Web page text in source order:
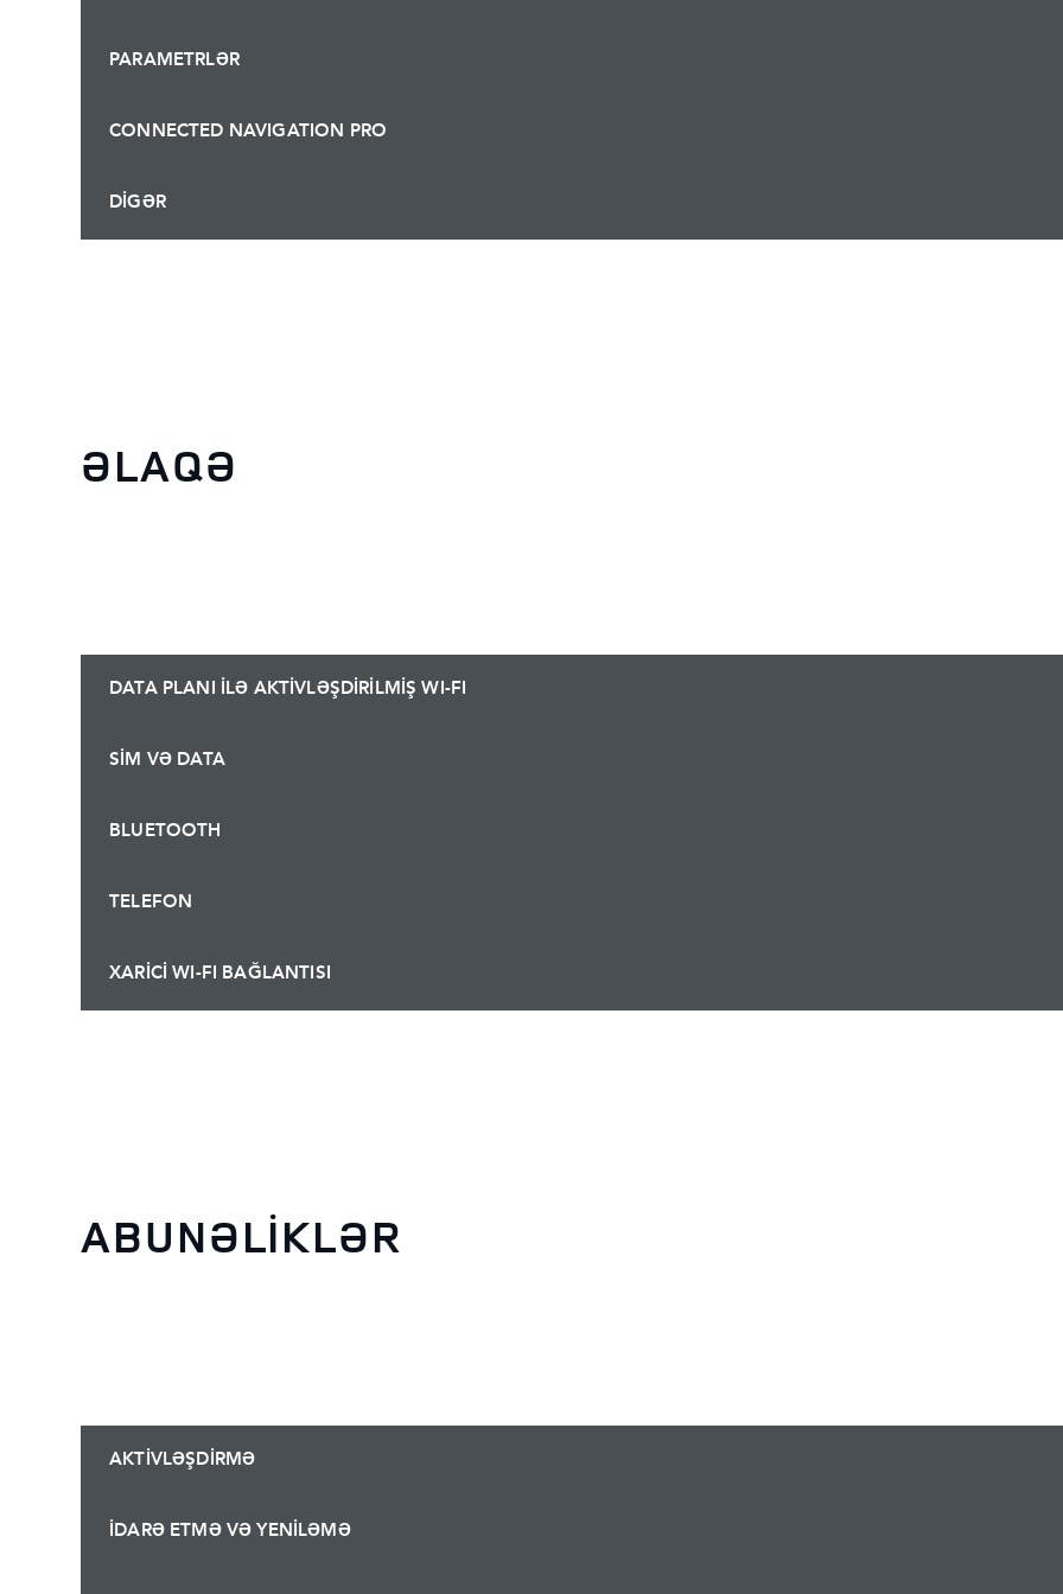
PARAMETRLƏR
CONNECTED NAVIGATION PRO
DİGƏR
ƏLAQƏ
DATA PLANI İLƏ AKTİVLƏŞDİRİLMİŞ WI-FI
SİM VƏ DATA
BLUETOOTH
TELEFON
XARİCİ WI-FI BAĞLANTISI
ABUNƏLİKLƏR
AKTİVLƏŞDİRMƏ
İDARƏ ETMƏ VƏ YENİLƏMƏ